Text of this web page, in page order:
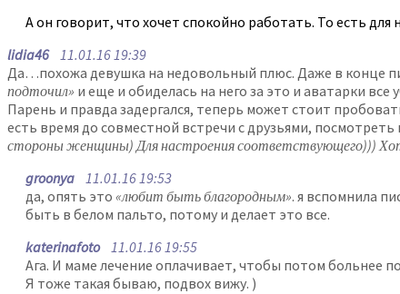
А он говорит, что хочет спокойно работать. То есть для
lidia4611.01.16 19:39
Да…похожа девушка на недовольный плюс. Даже в конце
подточил» и еще и обиделась на него за это и аватарки все
Парень и правда задергался, теперь может стоит
есть время до совместной встречи с друзьями, посмотреть
стороны женщины) Для настроения соответствующего)))
groonya 11.01.16 19:53
да, опять это «любит быть благородным». я вспомнила
быть в белом пальто, потому и делает это все.
katerinafoto11.01.16 19:55
Ага. И маме лечение оплачивает, чтобы потом больнее
Я тоже такая бываю, подвох вижу. )